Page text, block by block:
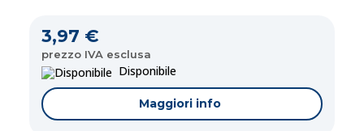
3,97 €
prezzo IVA esclusa
Disponibile
Maggiori info